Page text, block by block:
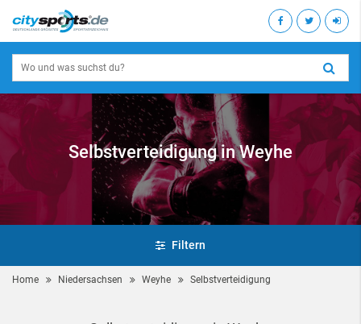
Selbstverteidigung in Weyhe
Filtern
Home Niedersachsen Weyhe Selbstverteidigung